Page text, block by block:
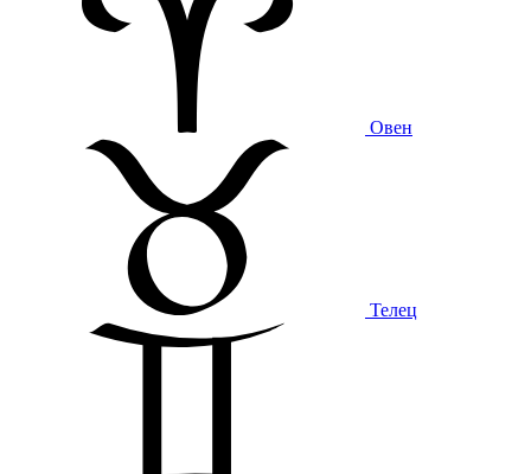
Овен
Телец